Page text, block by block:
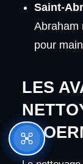
Saint-
Abraham
pour
LES